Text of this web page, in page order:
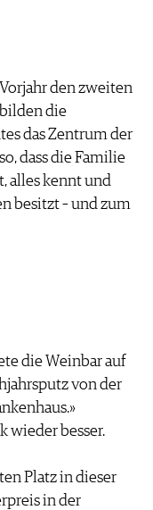
den zweiten
die
das Zentrum der
dass die Familie
alles kennt und
besitzt – und zum
die Weinbar auf
von der
wieder besser.
Platz in dieser
in der